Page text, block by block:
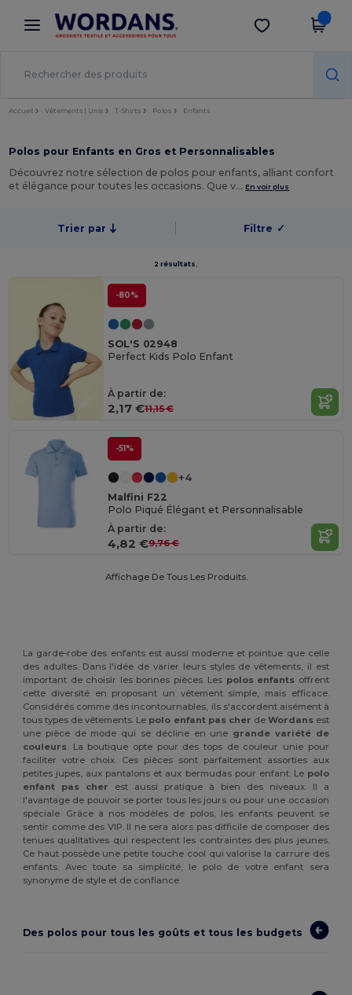
× Appli Wordans
Meilleurs prix sur l’app !
Obtenir l'appli
Accueil Vêtements | Unis T-Shirts Polos Enfants
Polos pour Enfants en Gros et Personnalisables
Découvrez notre sélection de polos pour enfants, alliant confort
et élégance pour toutes les occasions. Que v… En voir plus
Trier par Filtre ✓
2 résultats.
-80%
SOL'S 02948
Perfect Kids Polo Enfant
À partir de:
2,17 €11,15 €
-51%
+4
Malfini F22
Polo Piqué Élégant et Personnalisable
À partir de:
4,82 €9,76 €
Affichage De Tous Les Produits.
La garde-robe des enfants est aussi moderne et pointue que celle
des adultes. Dans l'idée de varier leurs styles de vêtements, il est
important de choisir les bonnes pièces. Les polos enfants offrent
cette diversité en proposant un vêtement simple, mais efficace.
Considérés comme des incontournables, ils s'accordent aisément à
tous types de vêtements. Le polo enfant pas cher de Wordans est
une pièce de mode qui se décline en une grande variété de
couleurs. La boutique opte pour des tops de couleur unie pour
faciliter votre choix. Ces pièces sont parfaitement assorties aux
petites jupes, aux pantalons et aux bermudas pour enfant. Le polo
enfant pas cher est aussi pratique à bien des niveaux. Il a
l'avantage de pouvoir se porter tous les jours ou pour une occasion
spéciale. Grâce à nos modèles de polos, les enfants peuvent se
sentir comme des VIP. Il ne sera alors pas difficile de composer des
tenues qualitatives qui respectent les contraintes des plus jeunes.
Ce haut possède une petite touche cool qui valorise la carrure des
enfants. Avec toute sa simplicité, le polo de votre enfant sera
synonyme de style et de confiance.
Des polos pour tous les goûts et tous les budgets